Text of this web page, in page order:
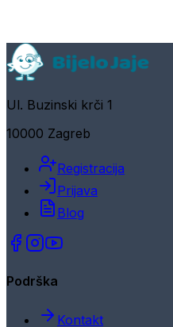
Ul. Buzinski krči 1
10000 Zagreb
Registracija
Prijava
Blog
Podrška
Kontakt